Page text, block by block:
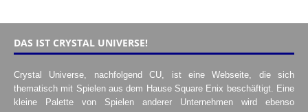
DAS IST CRYSTAL UNIVERSE!
Crystal Universe, nachfolgend CU, ist eine Webseite, die sich
thematisch mit Spielen aus dem Hause Square Enix beschäftigt. Eine
kleine Palette von Spielen anderer Unternehmen wird ebenso